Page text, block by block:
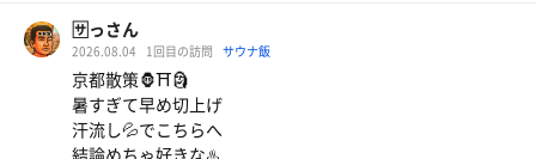
しかし、改めて京都の銭湯は550円でこれ全ては破格だな
あという内容。地元の方々、色んな年齢層から親しまれて
いるサウナでした！
お邪魔致しました〜
🈂️っさん
2026.08.04 1回目の訪問 サウナ飯
京都散策🦍⛩️🗿
暑すぎて早め切上げ
汗流し💦でこちらへ
結論めちゃ好きな♨️